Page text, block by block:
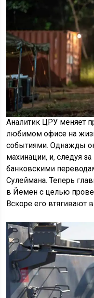
Аналитик ЦРУ меняет
любимом офисе на
событиями. Однажды
махинации, и, следуя
банковскими
Сулеймана. Теперь
в Йемен с целью
Вскоре его втягивают